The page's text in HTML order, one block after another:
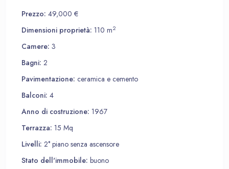
Prezzo: 49,000 €
Dimensioni proprietà: 110 m2
Camere: 3
Bagni: 2
Pavimentazione: ceramica e cemento
Balconi: 4
Anno di costruzione: 1967
Terrazza: 15 Mq
Livelli: 2° piano senza ascensore
Stato dell'immobile: buono